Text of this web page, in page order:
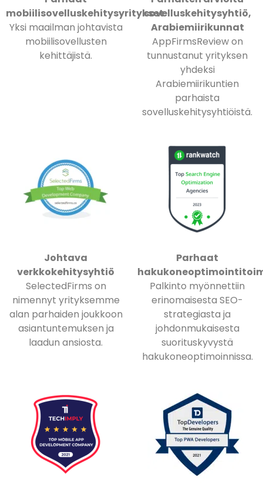
mobiilisovelluskehitysyritykset
Yksi maailman johtavista
mobiilisovellusten
kehittäjistä.
sovelluskehitysyhtiö,
Arabiemiirikunnat
AppFirmsReview on
tunnustanut yrityksen
yhdeksi
Arabiemiirikuntien
parhaista
sovelluskehitysyhtiöistä.
Johtava
verkkokehitysyhtiö
SelectedFirms on
nimennyt yrityksemme
alan parhaiden joukkoon
asiantuntemuksen ja
laadun ansiosta.
Parhaat
Palkinto myönnettiin
erinomaisesta SEO-
strategiasta ja
johdonmukaisesta
suorituskyvystä
hakukoneoptimoinnissa.